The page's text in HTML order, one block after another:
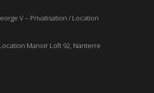
V – Privatisation / Location
Manoir Loft 92, Nanterre